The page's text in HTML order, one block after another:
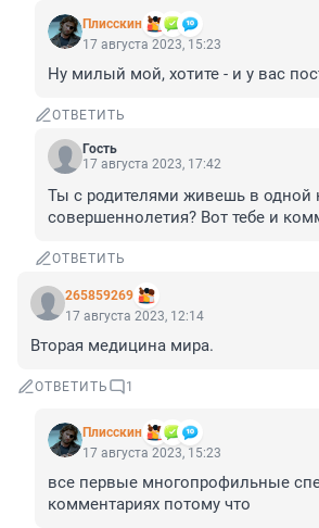
Плисскин
17 августа 2023, 15:23
Ну милый мой, хотите - и у вас
ОТВЕТИТЬ
Гость
17 августа 2023, 17:42
Ты с родителями живешь в одной
совершеннолетия? Вот тебе и
ОТВЕТИТЬ
265859269
17 августа 2023, 12:14
Вторая медицина мира.
ОТВЕТИТЬ 1
Плисскин
17 августа 2023, 15:23
все первые многопрофильные
комментариях потому что